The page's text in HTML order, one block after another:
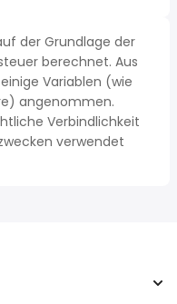
der Grundlage der
berechnet. Aus
Variablen (wie
angenommen.
Verbindlichkeit
verwendet